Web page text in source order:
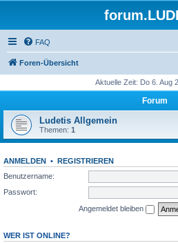
FAQ
Foren-Übersicht
Aktuelle Zeit: Do 6. Aug
Forum
Ludetis Allgemein
Themen: 1
ANMELDEN • REGISTRIEREN
Benutzername:
Passwort:
Angemeldet bleiben
WER IST ONLINE?